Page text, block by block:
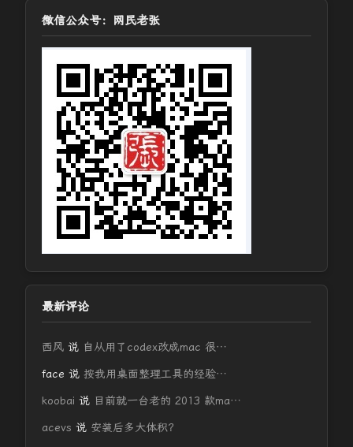
微信公众号：网民老张
最新评论
西风 说 自从用了codex改成mac 很…
face 说 按我用桌面整理工具的经验…
koobai 说 目前就一台老的 2013 款ma…
acevs 说 安装后多大体积？